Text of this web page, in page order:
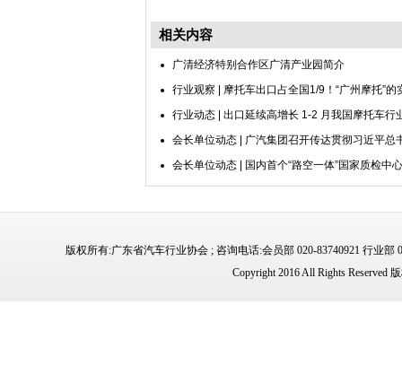
相关内容
广清经济特别合作区广清产业园简介
行业观察 | 摩托车出口占全国1/9！“广州摩托”的
行业动态 | 出口延续高增长 1-2 月我国摩托车行
会长单位动态 | 广汽集团召开传达贯彻习近平
会长单位动态 | 国内首个“路空一体”国家质检中
版权所有:广东省汽车行业协会 ; 咨询电话:会员部 020-83740921 行业部
Copyright 2016 All Rights